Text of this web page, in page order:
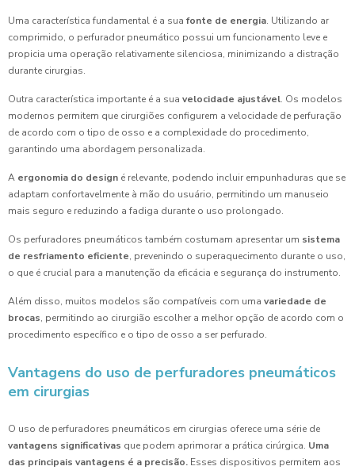
Uma característica fundamental é a sua fonte de energia. Utilizando ar
comprimido, o perfurador pneumático possui um funcionamento leve e
propicia uma operação relativamente silenciosa, minimizando a distração
durante cirurgias.
Outra característica importante é a sua velocidade ajustável. Os modelos
modernos permitem que cirurgiões configurem a velocidade de perfuração
de acordo com o tipo de osso e a complexidade do procedimento,
garantindo uma abordagem personalizada.
A ergonomia do design é relevante, podendo incluir empunhaduras que se
adaptam confortavelmente à mão do usuário, permitindo um manuseio
mais seguro e reduzindo a fadiga durante o uso prolongado.
Os perfuradores pneumáticos também costumam apresentar um sistema
de resfriamento eficiente, prevenindo o superaquecimento durante o uso,
o que é crucial para a manutenção da eficácia e segurança do instrumento.
Além disso, muitos modelos são compatíveis com uma variedade de
brocas, permitindo ao cirurgião escolher a melhor opção de acordo com o
procedimento específico e o tipo de osso a ser perfurado.
Vantagens do uso de perfuradores pneumáticos
em cirurgias
O uso de perfuradores pneumáticos em cirurgias oferece uma série de
vantagens significativas que podem aprimorar a prática cirúrgica. Uma
das principais vantagens é a precisão. Esses dispositivos permitem aos